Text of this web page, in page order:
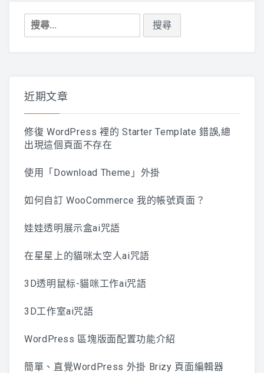
搜
尋
近期文章
修復 WordPress 裡的 Starter Template 錯誤,總
出現這個頁面不存在
使用「Download Theme」外掛
如何自訂 WooCommerce 我的帳號頁面？
娃娃透明展示盒ai咒語
在星星上的貓咪太空人ai咒語
3D透明鼠标-貓咪工作ai咒語
3D工作室ai咒語
WordPress 區塊版面配置功能介紹
簡單、直覺WordPress 外掛 Brizy 頁面編輯器